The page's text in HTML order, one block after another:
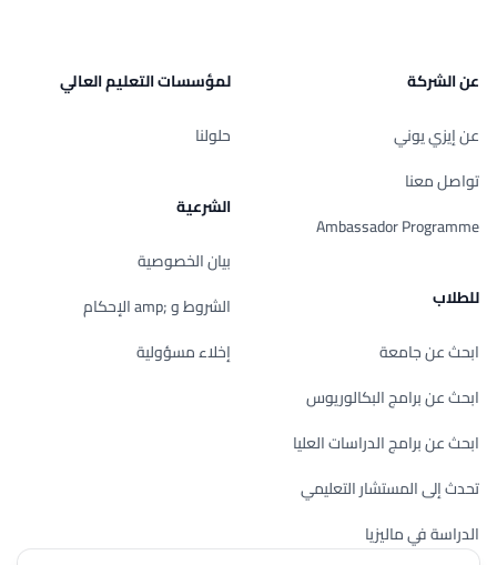
عن الشركة
عن إيزي يوني
تواصل معنا
Ambassador Programme
للطلاب
ابحث عن جامعة
ابحث عن برامج البكالوريوس
ابحث عن برامج الدراسات العليا
تحدث إلى المستشار التعليمي
الدراسة في ماليزيا
لمؤسسات التعليم العالي
حلولنا
الشرعية
بيان الخصوصية
الشروط و ;amp الإحكام
إخلاء مسؤولية